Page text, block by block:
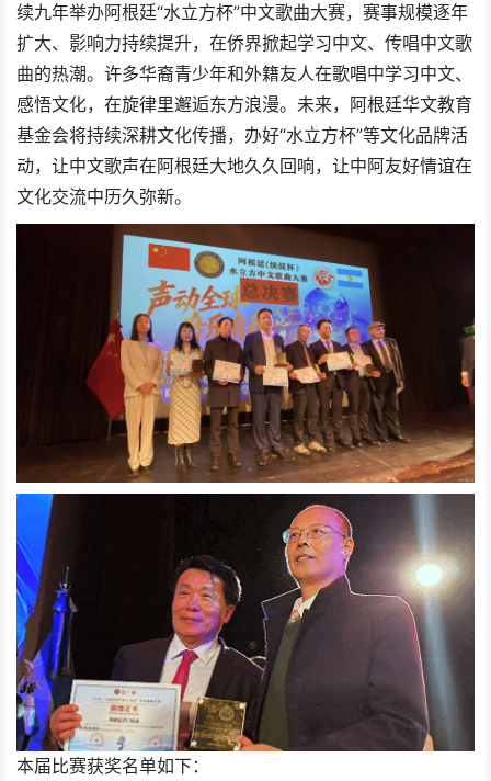
续九年举办阿根廷“水立方杯”中文歌曲大赛，赛事规模逐年
扩大、影响力持续提升，在侨界掀起学习中文、传唱中文歌
曲的热潮。许多华裔青少年和外籍友人在歌唱中学习中文、
感悟文化，在旋律里邂逅东方浪漫。未来，阿根廷华文教育
基金会将持续深耕文化传播，办好“水立方杯”等文化品牌活
动，让中文歌声在阿根廷大地久久回响，让中阿友好情谊在
文化交流中历久弥新。
本届比赛获奖名单如下：